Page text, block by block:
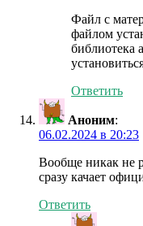
Файл с
файлом
библиотека
Ответить
Аноним:
06.02.2024 в 20:23
Вообще никак не
сразу качает
Ответить